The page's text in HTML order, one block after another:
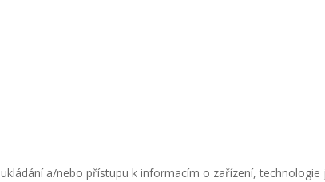
a/nebo přístupu k informacím o zařízení,